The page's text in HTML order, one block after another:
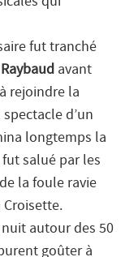
fut tranché
avant
rejoindre la
d’un
longtemps la
salué par les
la foule ravie
autour des 50
goûter à